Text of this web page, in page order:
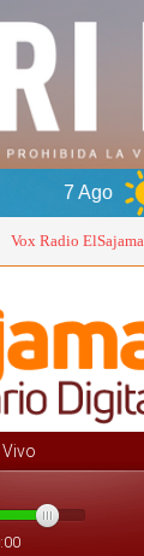
+16°C
Vox Radio ElSajama